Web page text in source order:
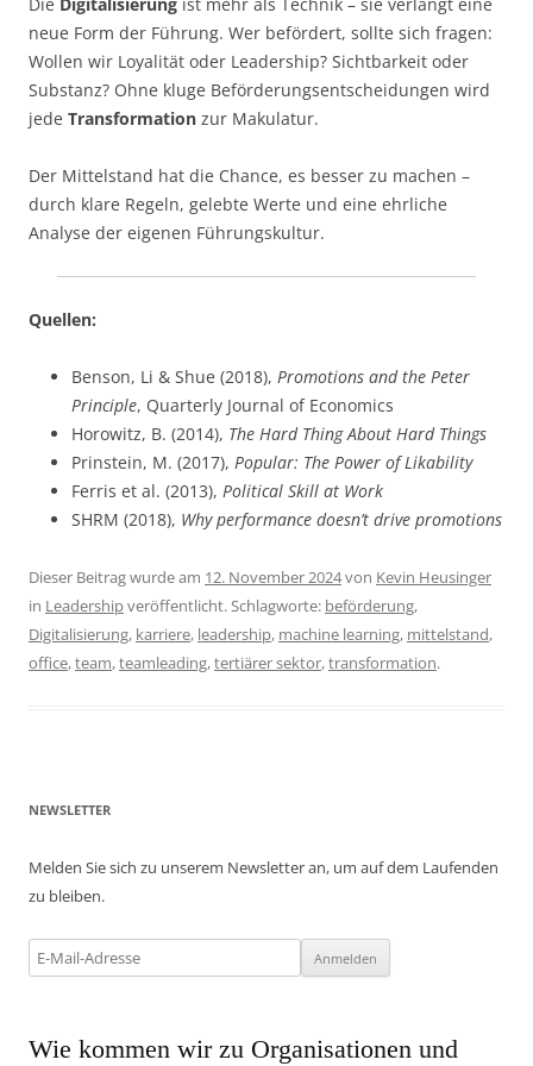
neue Form der Führung. Wer befördert, sollte sich fragen:
Wollen wir Loyalität oder Leadership? Sichtbarkeit oder
Substanz? Ohne kluge Beförderungsentscheidungen wird
jede Transformation zur Makulatur.
Der Mittelstand hat die Chance, es besser zu machen –
durch klare Regeln, gelebte Werte und eine ehrliche
Analyse der eigenen Führungskultur.
Quellen:
Benson, Li & Shue (2018), Promotions and the Peter
Principle, Quarterly Journal of Economics
Horowitz, B. (2014), The Hard Thing About Hard Things
Prinstein, M. (2017), Popular: The Power of Likability
Ferris et al. (2013), Political Skill at Work
SHRM (2018), Why performance doesn’t drive promotions
Dieser Beitrag wurde am 12. November 2024von Kevin Heusinger
in Leadershipveröffentlicht. Schlagworte: beförderung,
Digitalisierung, karriere, leadership, machine learning, mittelstand,
office,team,teamleading,tertiärer sektor,transformation.
NEWSLETTER
Melden Sie sich zu unserem Newsletter an, um auf dem Laufenden
zu bleiben.
Wie kommen wir zu Organisationen und